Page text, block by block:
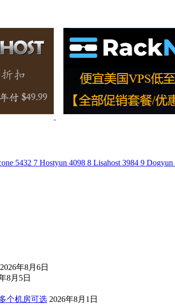
5432 7 Hostyun 4098 8 Lisahost 3984 9 Dogyun
2026年8月6日
8月5日
个机房可选 2026年8月1日